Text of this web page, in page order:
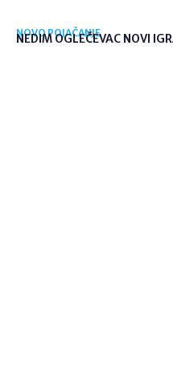
NOVO POJAČANJE
NEDIM OGLEČEVAC NOVI